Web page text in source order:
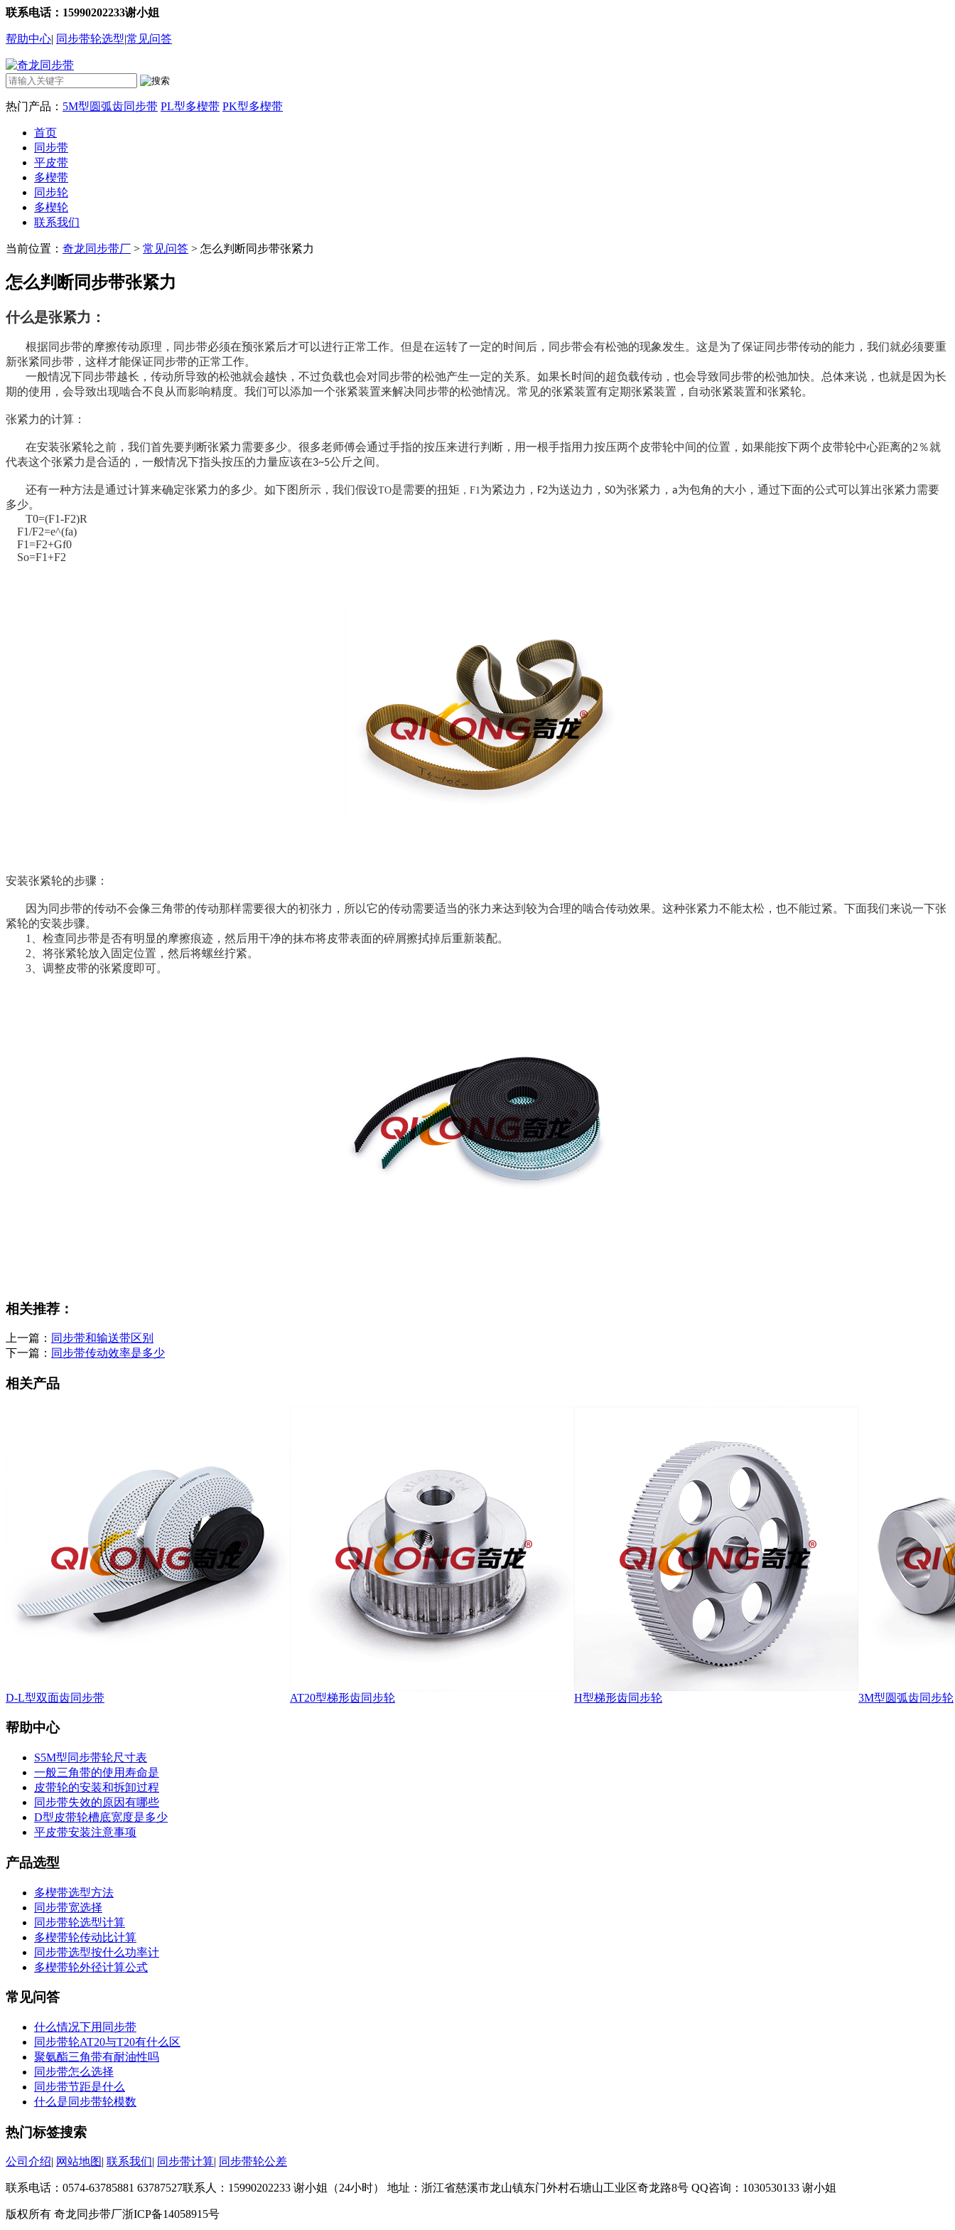
联系电话：15990202233谢小姐
帮助中心| 同步带轮选型|常见问答
热门产品： 5M型圆弧齿同步带 PL型多楔带 PK型多楔带
首页
同步带
平皮带
多楔带
同步轮
多楔轮
联系我们
当前位置： 奇龙同步带厂 > 常见问答 > 怎么判断同步带张紧力
怎么判断同步带张紧力
什么是张紧力：
根据同步带的摩擦传动原理，同步带必须在预张紧后才可以进行正常工作。但是在运转了一定的时间后，同步带会有松弛的现象发生。这是为了保证同步带传动的能力，我们就必须要重
新张紧同步带，这样才能保证同步带的正常工作。
一般情况下同步带越长，传动所导致的松弛就会越快，不过负载也会对同步带的松弛产生一定的关系。如果长时间的超负载传动，也会导致同步带的松弛加快。总体来说，也就是因为长
期的使用，会导致出现啮合不良从而影响精度。我们可以添加一个张紧装置来解决同步带的松弛情况。常见的张紧装置有定期张紧装置，自动张紧装置和张紧轮。
张紧力的计算：
在安装张紧轮之前，我们首先要判断张紧力需要多少。很多老师傅会通过手指的按压来进行判断，用一根手指用力按压两个皮带轮中间的位置，如果能按下两个皮带轮中心距离的2％就
代表这个张紧力是合适的，一般情况下指头按压的力量应该在3~5公斤之间。
还有一种方法是通过计算来确定张紧力的多少。如下图所示，我们假设TO是需要的扭矩 ，F1 为紧边力， F2为送边力， S0为张紧力， a为包角的大小，通过下面的公式可以算出张紧力需要
多少。
T0=(F1-F2)R
F1/F2=e^(fa)
F1=F2+Gf0
So=F1+F2
安装张紧轮的步骤：
因为同步带的传动不会像三角带的传动那样需要很大的初张力，所以它的传动需要适当的张力来达到较为合理的啮合传动效果。这种张紧力不能太松，也不能过紧。下面我们来说一下张
紧轮的安装步骤。
1、检查同步带是否有明显的摩擦痕迹，然后用干净的抹布将皮带表面的碎屑擦拭掉后重新装配。
2、将张紧轮放入固定位置，然后将螺丝拧紧。
3、调整皮带的张紧度即可。
相关推荐：
上一篇： 同步带和输送带区别
下一篇： 同步带传动效率是多少
相关产品
D-L型双面齿同步带 AT20型梯形齿同步轮 H型梯形齿同步轮 3M型圆弧齿同步轮
帮助中心
S5M型同步带轮尺寸表
一般三角带的使用寿命是
皮带轮的安装和拆卸过程
同步带失效的原因有哪些
D型皮带轮槽底宽度是多少
平皮带安装注意事项
产品选型
多楔带选型方法
同步带宽选择
同步带轮选型计算
多楔带轮传动比计算
同步带选型按什么功率计
多楔带轮外径计算公式
常见问答
什么情况下用同步带
同步带轮AT20与T20有什么区
聚氨酯三角带有耐油性吗
同步带怎么选择
同步带节距是什么
什么是同步带轮模数
热门标签搜索
公司介绍| 网站地图| 联系我们| 同步带计算| 同步带轮公差
联系电话：0574-63785881 63787527联系人：15990202233 谢小姐（24小时） 地址：浙江省慈溪市龙山镇东门外村石塘山工业区奇龙路8号 QQ咨询：1030530133 谢小姐
版权所有 奇龙同步带厂浙ICP备14058915号